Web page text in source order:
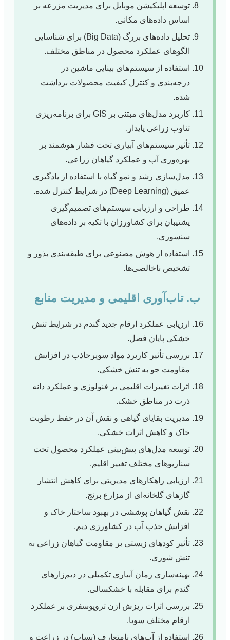
توسعه اپلیکیشن موبایل برای مدیریت مزرعه بر
اساس داده‌های مکانی.
تحلیل داده‌های بزرگ (Big Data) برای شناسایی
الگوهای عملکرد محصول در مناطق مختلف.
استفاده از سیستم‌های بینایی ماشین در
درجه‌بندی و کنترل کیفیت محصولات برداشت
شده.
کاربرد مدل‌های مبتنی بر GIS برای برنامه‌ریزی
تناوب زراعی پایدار.
تأثیر سیستم‌های آبیاری تحت فشار هوشمند بر
بهره‌وری آب و عملکرد گیاهان زراعی.
مدل‌سازی رشد و نمو گیاه با استفاده از یادگیری
عمیق (Deep Learning) در شرایط کنترل شده.
طراحی و ارزیابی سیستم‌های تصمیم‌گیری
پشتیبان برای کشاورزان با تکیه بر داده‌های
سنسوری.
استفاده از هوش مصنوعی برای طبقه‌بندی بذور و
تشخیص ناخالصی‌ها.
ب. تاب‌آوری اقلیمی و مدیریت منابع
ارزیابی عملکرد ارقام جدید گندم در شرایط تنش
خشکی پایان فصل.
بررسی تأثیر کاربرد مواد سوپرجاذب در افزایش
مقاومت جو به تنش خشکی.
اثرات تغییرات اقلیمی بر فنولوژی و عملکرد دانه
ذرت در مناطق خشک.
مدیریت بقایای گیاهی و نقش آن در حفظ رطوبت
خاک و کاهش اثرات خشکی.
توسعه مدل‌های پیش‌بینی عملکرد محصول تحت
سناریوهای مختلف تغییر اقلیم.
ارزیابی راهکارهای مدیریتی برای کاهش انتشار
گازهای گلخانه‌ای از مزارع برنج.
نقش گیاهان پوششی در بهبود ساختار خاک و
افزایش جذب آب در کشاورزی دیم.
تأثیر کودهای زیستی بر مقاومت گیاهان زراعی به
تنش شوری.
بهینه‌سازی زمان آبیاری تکمیلی در دیم‌زارهای
گندم برای مقابله با خشکسالی.
بررسی اثرات ریزش ازن تروپوسفری بر عملکرد
ارقام مختلف سویا.
استفاده از آب‌های نامتعارف (پساب) در زراعت و